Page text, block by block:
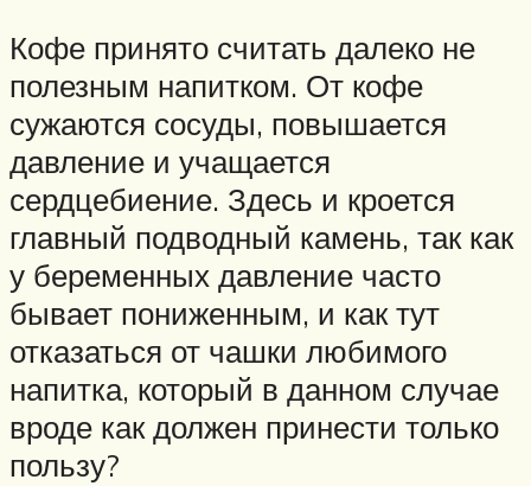
Кофе принято считать далеко не
полезным напитком. От кофе
сужаются сосуды, повышается
давление и учащается
сердцебиение. Здесь и кроется
главный подводный камень, так как
у беременных давление часто
бывает пониженным, и как тут
отказаться от чашки любимого
напитка, который в данном случае
вроде как должен принести только
пользу?